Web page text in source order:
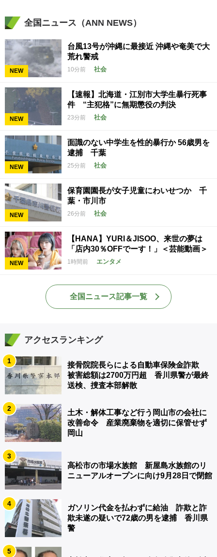
全国ニュース（ANN NEWS）
NEW
台風13号が沖縄に最接近 沖縄や奄美で大
荒れ警戒
10分前 社会
NEW
【速報】北海道・江別市大学生暴行死事
件 “主犯格”に無期懲役の判決
23分前 社会
NEW
面識のない中学生を性的暴行か 56歳男を
逮捕 千葉
25分前 社会
NEW
保育園園長が女子児童にわいせつか 千
葉・市川市
26分前 社会
NEW
【HANA】YURI＆JISOO、来世の夢は
「店内30％OFFでーす！」＜芸能動画＞
1時間前 エンタメ
全国ニュース記事一覧
アクセスランキング
1
接骨院院長らによる自動車保険金詐欺
被害総額は2700万円超 香川県警が最終
送検、捜査本部解散
2
土木・解体工事など行う岡山市の会社に
改善命令 産業廃棄物を適切に保管せず
岡山
3
高松市の市場水族館 新屋島水族館のリ
ニューアルオープンに向け9月28日で閉館
4
ガソリン代金を払わずに給油 詐欺と詐
欺未遂の疑いで72歳の男を逮捕 香川県
警
5